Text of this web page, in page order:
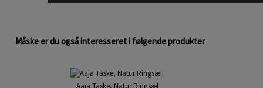
Måske er du også interesseret i følgende produkter
Aaja Taske, Natur Ringsæl